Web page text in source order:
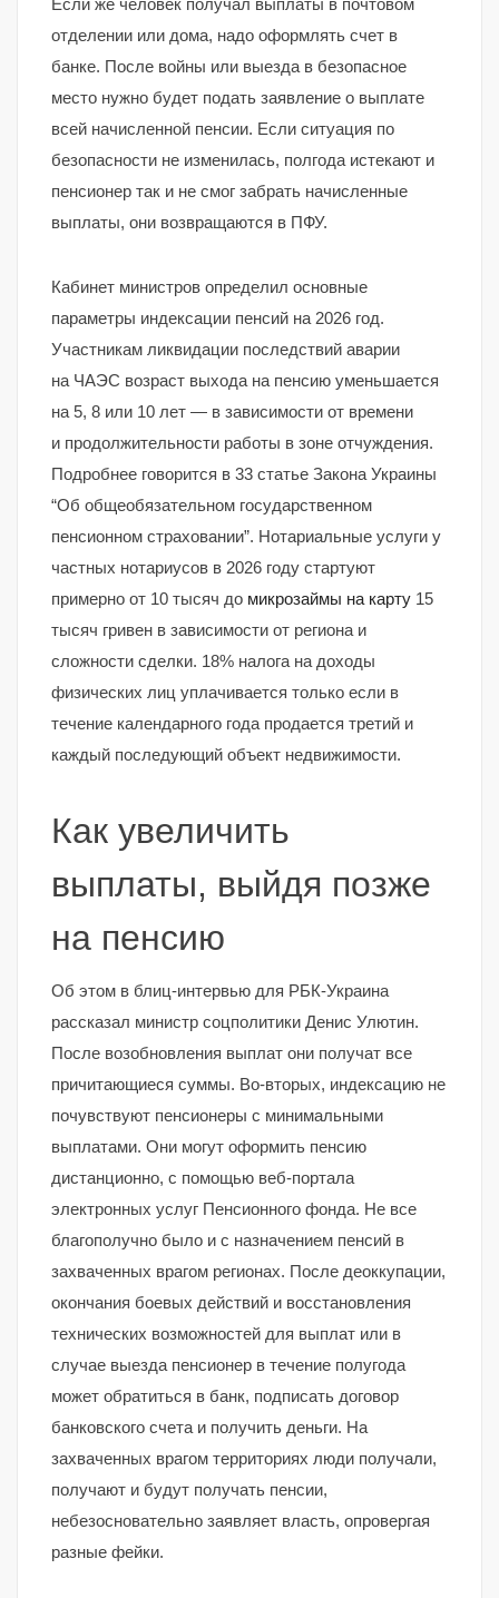
Если же человек получал выплаты в почтовом
отделении или дома, надо оформлять счет в
банке. После войны или выезда в безопасное
место нужно будет подать заявление о выплате
всей начисленной пенсии. Если ситуация по
безопасности не изменилась, полгода истекают и
пенсионер так и не смог забрать начисленные
выплаты, они возвращаются в ПФУ.
Кабинет министров определил основные
параметры индексации пенсий на 2026 год.
Участникам ликвидации последствий аварии
на ЧАЭС возраст выхода на пенсию уменьшается
на 5, 8 или 10 лет — в зависимости от времени
и продолжительности работы в зоне отчуждения.
Подробнее говорится в 33 статье Закона Украины
“Об общеобязательном государственном
пенсионном страховании”. Нотариальные услуги у
частных нотариусов в 2026 году стартуют
примерно от 10 тысяч до микрозаймы на карту 15
тысяч гривен в зависимости от региона и
сложности сделки. 18% налога на доходы
физических лиц уплачивается только если в
течение календарного года продается третий и
каждый последующий объект недвижимости.
Как увеличить
выплаты, выйдя позже
на пенсию
Об этом в блиц-интервью для РБК-Украина
рассказал министр соцполитики Денис Улютин.
После возобновления выплат они получат все
причитающиеся суммы. Во-вторых, индексацию не
почувствуют пенсионеры с минимальными
выплатами. Они могут оформить пенсию
дистанционно, с помощью веб-портала
электронных услуг Пенсионного фонда. Не все
благополучно было и с назначением пенсий в
захваченных врагом регионах. После деоккупации,
окончания боевых действий и восстановления
технических возможностей для выплат или в
случае выезда пенсионер в течение полугода
может обратиться в банк, подписать договор
банковского счета и получить деньги. На
захваченных врагом территориях люди получали,
получают и будут получать пенсии,
небезосновательно заявляет власть, опровергая
разные фейки.